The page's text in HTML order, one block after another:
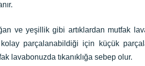
ve yeşillik gibi artıklardan mutfak
kolay parçalanabildiği için küçük
lavabonuzda tıkanıklığa sebep olur.